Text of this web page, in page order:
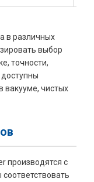
в различных
выбор
точности,
вакууме, чистых
производятся с